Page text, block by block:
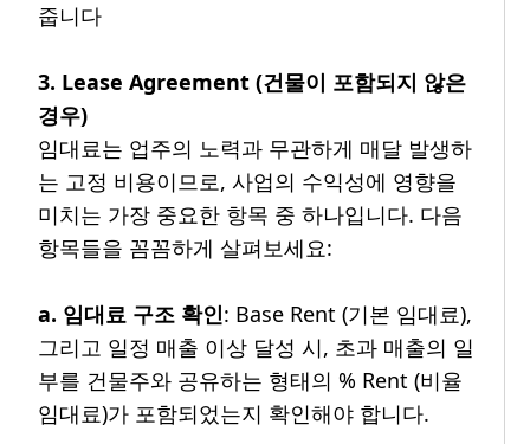
줍니다
3. Lease Agreement (건물이 포함되지 않은
경우)
임대료는 업주의 노력과 무관하게 매달 발생하
는 고정 비용이므로, 사업의 수익성에 영향을
미치는 가장 중요한 항목 중 하나입니다. 다음
항목들을 꼼꼼하게 살펴보세요:
a. 임대료 구조 확인: Base Rent (기본 임대료),
그리고 일정 매출 이상 달성 시, 초과 매출의 일
부를 건물주와 공유하는 형태의 % Rent (비율
임대료)가 포함되었는지 확인해야 합니다.